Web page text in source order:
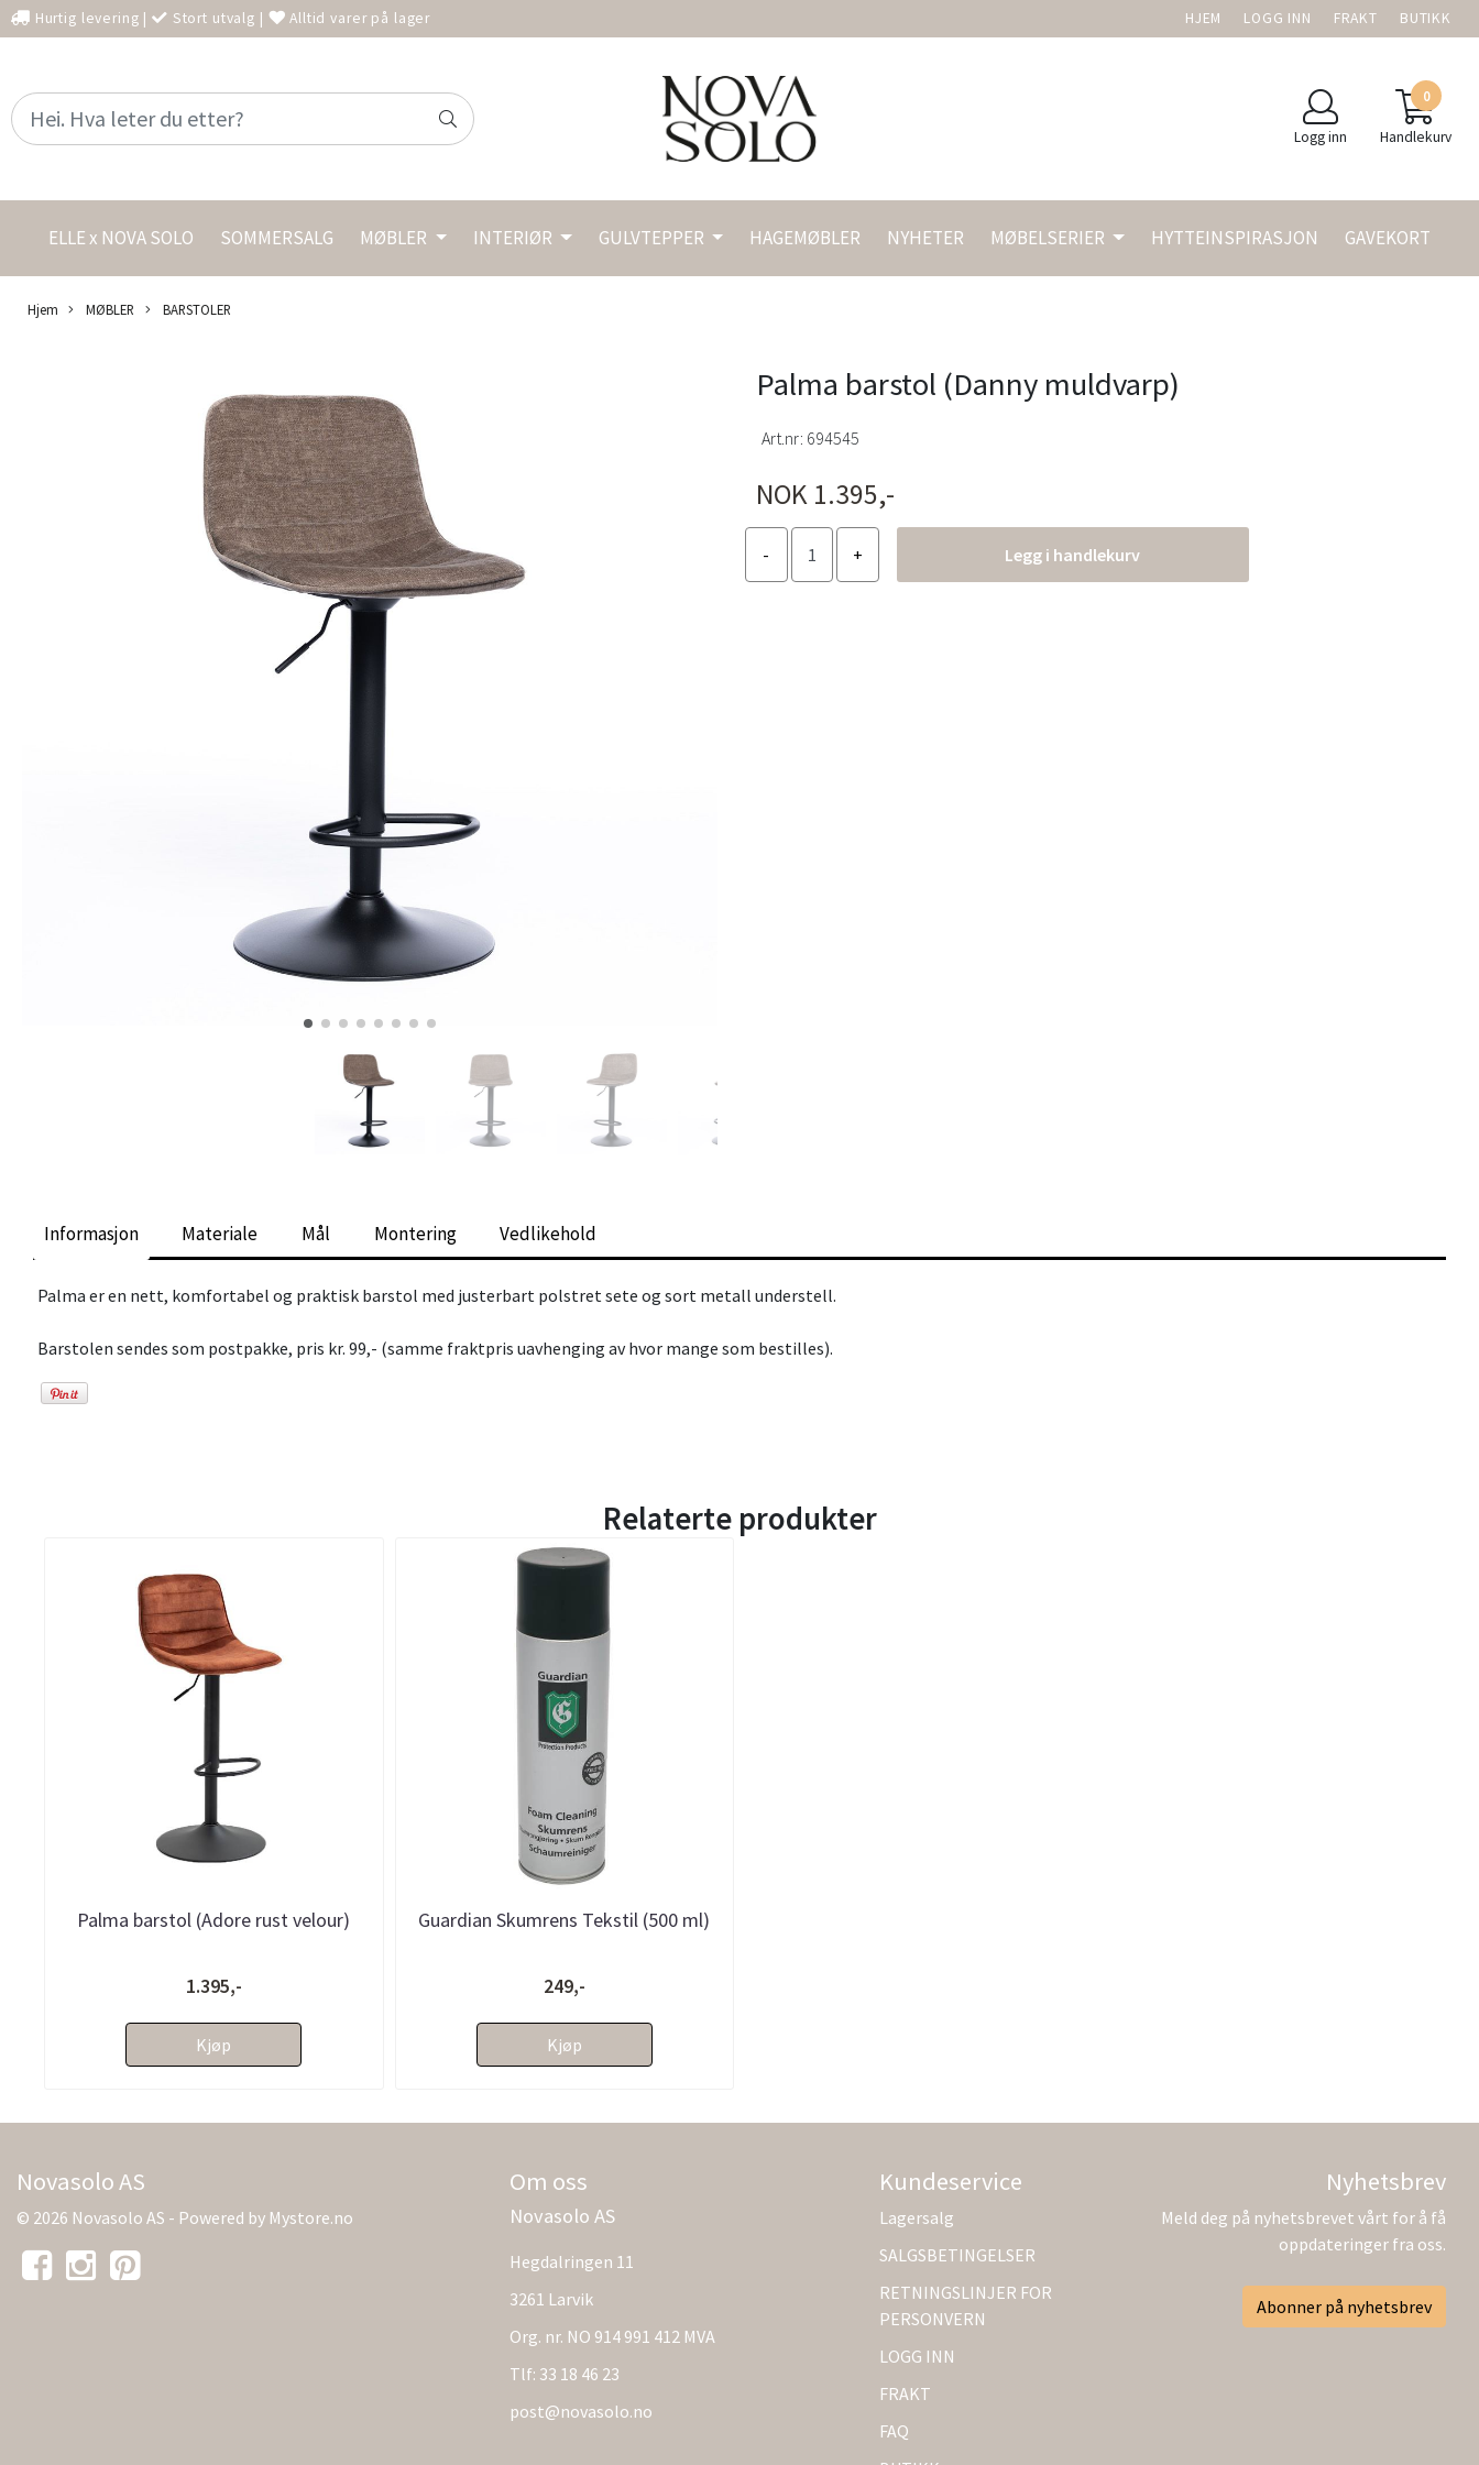
Hurtig levering | Stort utvalg | Alltid varer på lager HJEM LOGG INN FRAKT BUTIKK
Logg inn
0
Handlekurv
ELLE x NOVA SOLO SOMMERSALG MØBLER INTERIØR GULVTEPPER HAGEMØBLER NYHETER MØBELSERIER HYTTEINSPIRASJON GAVEKORT
Hjem MØBLER BARSTOLER
Palma barstol (Danny muldvarp)
Art.nr: 694545
NOK 1.395,-
Legg i handlekurv
Informasjon Materiale Mål Montering Vedlikehold
Palma er en nett, komfortabel og praktisk barstol med justerbart polstret sete og sort metall understell.
Barstolen sendes som postpakke, pris kr. 99,- (samme fraktpris uavhenging av hvor mange som bestilles).
Relaterte produkter
Palma barstol (Adore rust velour)
1.395,-
Kjøp
Guardian Skumrens Tekstil (500 ml)
249,-
Kjøp
Novasolo AS
© 2026 Novasolo AS - Powered by Mystore.no
Om oss
Novasolo AS
Hegdalringen 11
3261 Larvik
Org. nr. NO 914 991 412 MVA
Tlf: 33 18 46 23
post@novasolo.no
Kundeservice
Lagersalg
SALGSBETINGELSER
RETNINGSLINJER FOR
PERSONVERN
LOGG INN
FRAKT
FAQ
Nyhetsbrev
Meld deg på nyhetsbrevet vårt for å få
oppdateringer fra oss.
Abonner på nyhetsbrev